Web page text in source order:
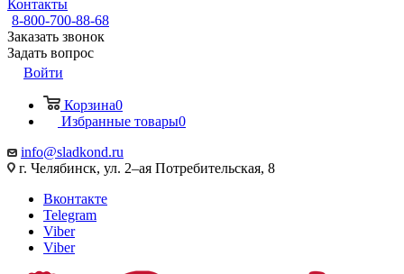
Контакты
8-800-700-88-68
Заказать звонок
Задать вопрос
Войти
Корзина0
Избранные товары0
info@sladkond.ru
г. Челябинск, ул. 2–ая Потребительская, 8
Вконтакте
Telegram
Viber
Viber